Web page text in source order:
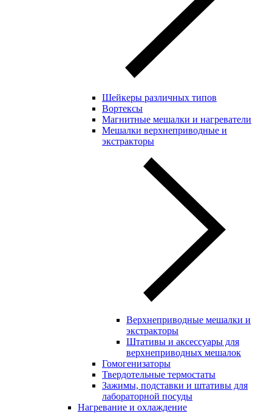
Шейкеры различных типов
Вортексы
Магнитные мешалки и нагреватели
Мешалки верхнеприводные и
экстракторы
Верхнеприводные мешалки и
экстракторы
Штативы и аксессуары для
верхнеприводных мешалок
Гомогенизаторы
Твердотельные термостаты
Зажимы, подставки и штативы для
лабораторной посуды
Нагревание и охлаждение